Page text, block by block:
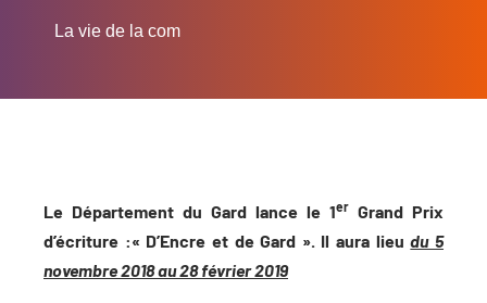
La vie de la com
Le Département du Gard lance le 1er Grand Prix
d’écriture :« D’Encre et de Gard ». Il aura lieudu 5
novembre 2018 au 28 février 2019